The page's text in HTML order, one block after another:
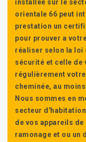
installée sur le
orientale 66 peut
prestation un
pour prouver a
réaliser selon la loi
sécurité et celle de
régulièrement
cheminée, au
Nous sommes en
secteur
de vos appareils
ramonage et ou un